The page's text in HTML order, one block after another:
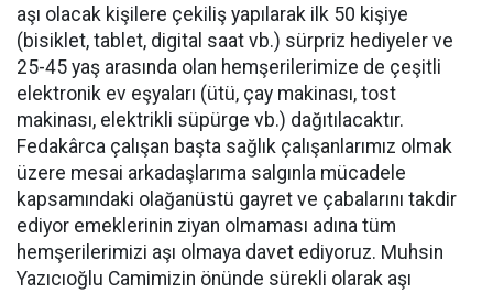
aşı olacak kişilere çekiliş yapılarak ilk 50 kişiye
(bisiklet, tablet, digital saat vb.) sürpriz hediyeler ve
25-45 yaş arasında olan hemşerilerimize de çeşitli
elektronik ev eşyaları (ütü, çay makinası, tost
makinası, elektrikli süpürge vb.) dağıtılacaktır.
Fedakârca çalışan başta sağlık çalışanlarımız olmak
üzere mesai arkadaşlarıma salgınla mücadele
kapsamındaki olağanüstü gayret ve çabalarını takdir
ediyor emeklerinin ziyan olmaması adına tüm
hemşerilerimizi aşı olmaya davet ediyoruz. Muhsin
Yazıcıoğlu Camimizin önünde sürekli olarak aşı